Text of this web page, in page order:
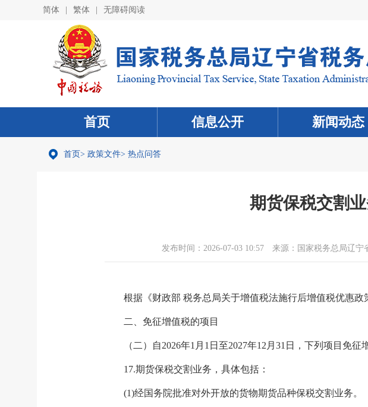
简体 繁体 无障碍阅读
首页 信息公开 新闻动态
首页> 政策文件> 热点问答
期货保税交割
发布时间：2026-07-03 10:57 来源： 国家税务总局辽宁
根据《财政部 税务总局关于增值税法施行后增值税优惠政
二、免征增值税的项目
（二）自2026年1月1日至2027年12月31日，下列项目免征
17.期货保税交割业务，具体包括：
(1)经国务院批准对外开放的货物期货品种保税交割业务。